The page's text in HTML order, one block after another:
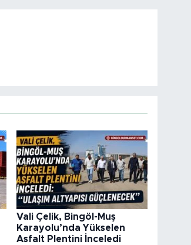
Vali Çelik, Bingöl-Muş
Karayolu’nda Yükselen
Asfalt Plentini İnceledi